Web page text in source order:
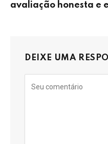
avaliação honesta e
DEIXE UMA